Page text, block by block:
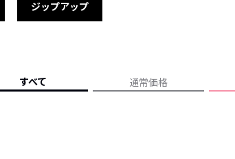
ピックアップアイテム
フォーカスブランド
ジップアップ
すべて 通常価格